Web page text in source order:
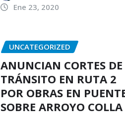
Ene 23, 2020
UNCATEGORIZED
ANUNCIAN CORTES DE
TRÁNSITO EN RUTA 2
POR OBRAS EN
SOBRE ARROYO COLLA